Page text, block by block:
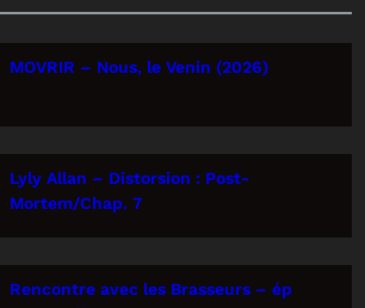
MOVRIR – Nous, le Venin (2026)
Lyly Allan – Distorsion : Post-
Mortem/Chap. 7
Rencontre avec les Brasseurs – ép